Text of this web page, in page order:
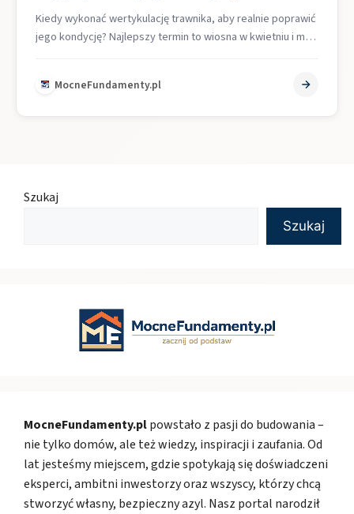
Kiedy wykonać wertykulację trawnika, aby realnie poprawić
jego kondycję? Najlepszy termin to wiosna w kwietniu i maju
MocneFundamenty.pl
Szukaj
Szukaj
MocneFundamenty.plpowstało z pasji do budowania –
nie tylko domów, ale też wiedzy, inspiracji i zaufania. Od
lat jesteśmy miejscem, gdzie spotykają się doświadczeni
eksperci, ambitni inwestorzy oraz wszyscy, którzy chcą
stworzyć własny, bezpieczny azyl. Nasz portal narodził